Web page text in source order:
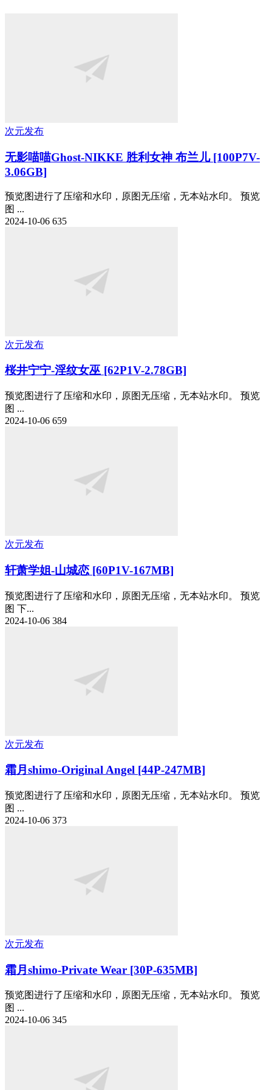
次元发布
无影喵喵Ghost-NIKKE 胜利女神 布兰儿 [100P7V-
3.06GB]
预览图进行了压缩和水印，原图无压缩，无本站水印。 预览
图 ...
2024-10-06 635
次元发布
桜井宁宁-淫纹女巫 [62P1V-2.78GB]
预览图进行了压缩和水印，原图无压缩，无本站水印。 预览
图 ...
2024-10-06 659
次元发布
轩萧学姐-山城恋 [60P1V-167MB]
预览图进行了压缩和水印，原图无压缩，无本站水印。 预览
图 下...
2024-10-06 384
次元发布
霜月shimo-Original Angel [44P-247MB]
预览图进行了压缩和水印，原图无压缩，无本站水印。 预览
图 ...
2024-10-06 373
次元发布
霜月shimo-Private Wear [30P-635MB]
预览图进行了压缩和水印，原图无压缩，无本站水印。 预览
图 ...
2024-10-06 345